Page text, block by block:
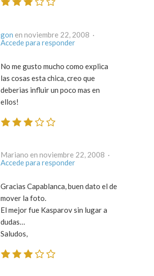
gon
en noviembre 22, 2008 ·
Accede para responder
No me gusto mucho como explica
las cosas esta chica, creo que
deberias influir un poco mas en
ellos!
Mariano en noviembre 22, 2008 ·
Accede para responder
Gracias Capablanca, buen dato el de
mover la foto.
El mejor fue Kasparov sin lugar a
dudas…
Saludos,